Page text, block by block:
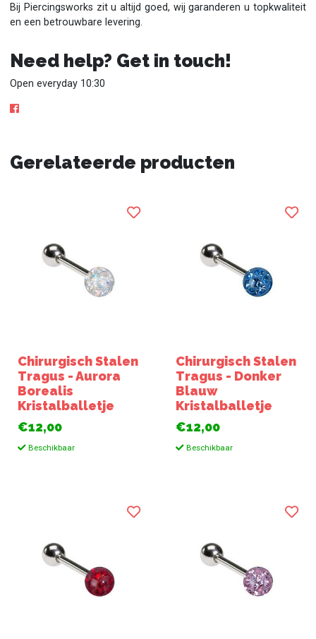
Bij Piercingsworks zit u altijd goed, wij garanderen u topkwaliteit
en een betrouwbare levering.
Need help? Get in touch!
Open everyday 10:30
Gerelateerde producten
Chirurgisch Stalen
Tragus - Aurora
Borealis
Kristalballetje
€12,00
Beschikbaar
Chirurgisch Stalen
Tragus - Donker
Blauw
Kristalballetje
€12,00
Beschikbaar